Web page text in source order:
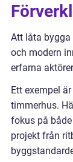
Att låta
och modern
erfarna
Ett exempel
timmerhus.
fokus på
projekt från